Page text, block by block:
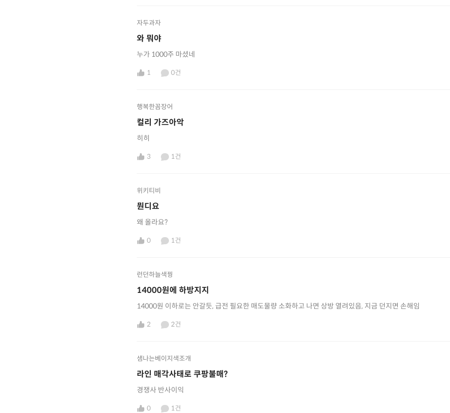
자두과자
와 뭐야
누가 1000주 마셨네
1 0건
행복한꼼장어
컬리 가즈아악
히히
3 1건
위키티비
뭔디요
왜 올라요?
0 1건
런던하늘색꿩
14000원에 하방지지
14000원 이하로는 안갈듯, 급전 필요한 매도물량 소화하고 나면 상방 열려있음, 지금 던지면 손해임
2 2건
샘나는베이지색조개
라인 매각사태로 쿠팡불매?
경쟁사 반사이익
0 1건